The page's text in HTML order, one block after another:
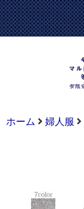
ホーム 婦人服